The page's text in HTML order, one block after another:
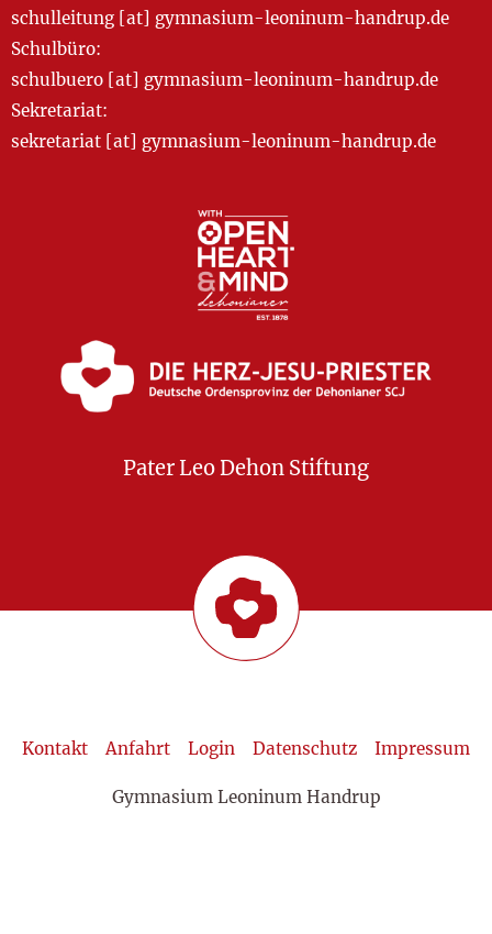
schulleitung [at] gymnasium-leoninum-handrup.de
Schulbüro:
schulbuero [at] gymnasium-leoninum-handrup.de
Sekretariat:
sekretariat [at] gymnasium-leoninum-handrup.de
Pater Leo Dehon Stiftung
Kontakt Anfahrt Login Datenschutz Impressum
Gymnasium Leoninum Handrup